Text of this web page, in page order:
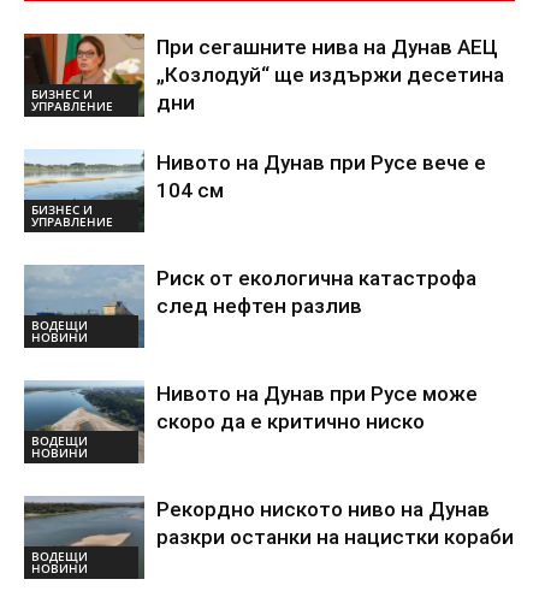
БИЗНЕС И
УПРАВЛЕНИЕ
При сегашните нива на Дунав АЕЦ
„Козлодуй“ ще издържи десетина
дни
БИЗНЕС И
УПРАВЛЕНИЕ
Нивото на Дунав при Русе вече е
104 см
ВОДЕЩИ
НОВИНИ
Риск от екологична катастрофа
след нефтен разлив
ВОДЕЩИ
НОВИНИ
Нивото на Дунав при Русе може
скоро да е критично ниско
ВОДЕЩИ
НОВИНИ
Рекордно ниското ниво на Дунав
разкри останки на нацистки кораби